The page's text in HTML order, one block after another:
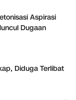
Aspirasi
Dugaan
Diduga Terlibat